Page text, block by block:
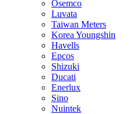
Osemco
Luvata
Taiwan Meters
Korea Youngshin
Havells
Epcos
Shizuki
Ducati
Enerlux
Sino
Nuintek